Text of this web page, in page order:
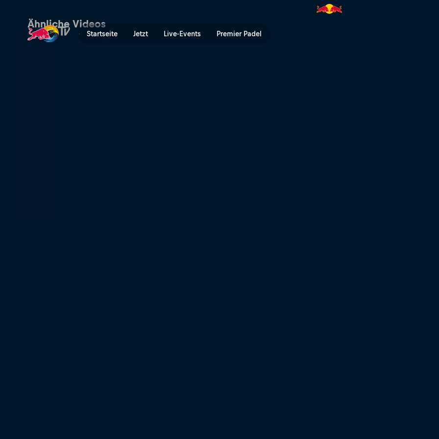
Startseite Jetzt Live-Events Premier Padel
Manuel Lettenbichler gewinnt den ersten Offroad-Tag der
Ähnliche Videos